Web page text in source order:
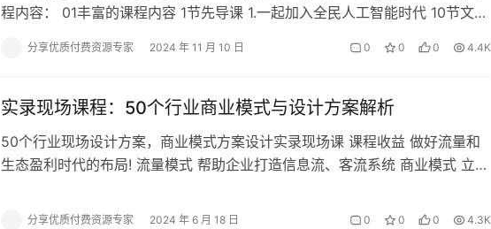
程内容： 01丰富的课程内容 1节先导课 1.一起加入全民人工智能时代 10节文本
分享优质付费资源专家 2024 年 11 月 10 日 0 0 0 4.4K
实录现场课程：50个行业商业模式与设计方案解析
50个行业现场设计方案，​商业模式方案设计实录现场课 课程收益 做好流量和
生态盈利时代的布局! 流量模式 帮助企业打造信息流、客流系统 商业模式 立体
分享优质付费资源专家 2024 年 6 月 18 日 0 0 0 4.3K